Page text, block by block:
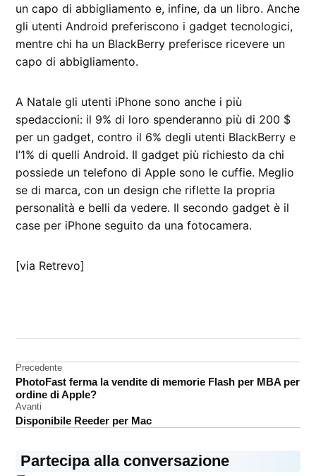
un capo di abbigliamento e, infine, da un libro. Anche
gli utenti Android preferiscono i gadget tecnologici,
mentre chi ha un BlackBerry preferisce ricevere un
capo di abbigliamento.
A Natale gli utenti iPhone sono anche i più
spedaccioni: il 9% di loro spenderanno più di 200 $
per un gadget, contro il 6% degli utenti BlackBerry e
l’1% di quelli Android. Il gadget più richiesto da chi
possiede un telefono di Apple sono le cuffie. Meglio
se di marca, con un design che riflette la propria
personalità e belli da vedere. Il secondo gadget è il
case per iPhone seguito da una fotocamera.
[via Retrevo]
iPhone
Natale
Navigazione
articoli
Precedente
PhotoFast ferma la vendite di memorie Flash per MBA per
ordine di Apple?
Avanti
Disponibile Reeder per Mac
Partecipa alla conversazione